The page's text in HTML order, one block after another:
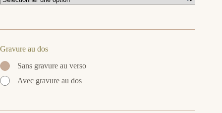
Gravure au dos
Sans gravure au verso
Avec gravure au dos